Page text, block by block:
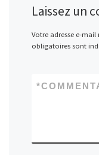
Laissez un
Votre adresse e-mail
obligatoires sont
*